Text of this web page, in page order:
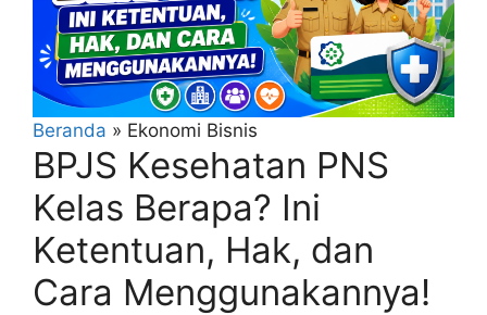
Beranda » Ekonomi Bisnis
BPJS Kesehatan PNS
Kelas Berapa? Ini
Ketentuan, Hak, dan
Cara Menggunakannya!